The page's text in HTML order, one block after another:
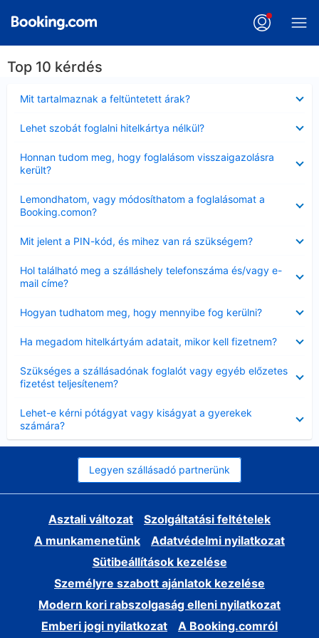
Top 10 kérdés
Mit tartalmaznak a feltüntetett árak?
Lehet szobát foglalni hitelkártya nélkül?
Honnan tudom meg, hogy foglalásom visszaigazolásra
került?
Lemondhatom, vagy módosíthatom a foglalásomat a
Booking.comon?
Mit jelent a PIN-kód, és mihez van rá szükségem?
Hol található meg a szálláshely telefonszáma és/vagy e-
mail címe?
Hogyan tudhatom meg, hogy mennyibe fog kerülni?
Ha megadom hitelkártyám adatait, mikor kell fizetnem?
Szükséges a szállásadónak foglalót vagy egyéb előzetes
fizetést teljesítenem?
Lehet-e kérni pótágyat vagy kiságyat a gyerekek
számára?
Legyen szállásadó partnerünk
Asztali változat
Szolgáltatási feltételek
A munkamenetünk
Adatvédelmi nyilatkozat
Sütibeállítások kezelése
Személyre szabott ajánlatok kezelése
Modern kori rabszolgaság elleni nyilatkozat
Emberi jogi nyilatkozat
A Booking.comról